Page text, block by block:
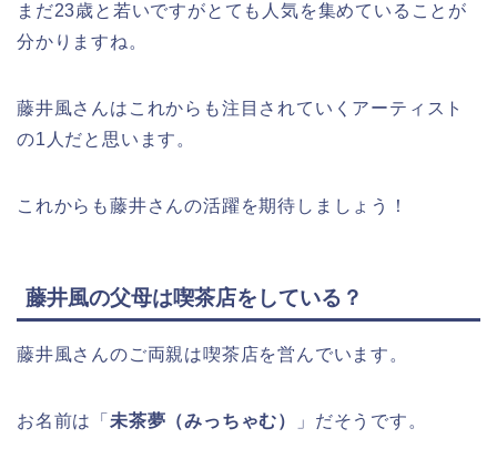
まだ23歳と若いですがとても人気を集めていることが
分かりますね。
藤井風さんはこれからも注目されていくアーティスト
の1人だと思います。
これからも藤井さんの活躍を期待しましょう！
藤井風の父母は喫茶店をしている？
藤井風さんのご両親は喫茶店を営んでいます。
お名前は「 未茶夢（みっちゃむ） 」だそうです。